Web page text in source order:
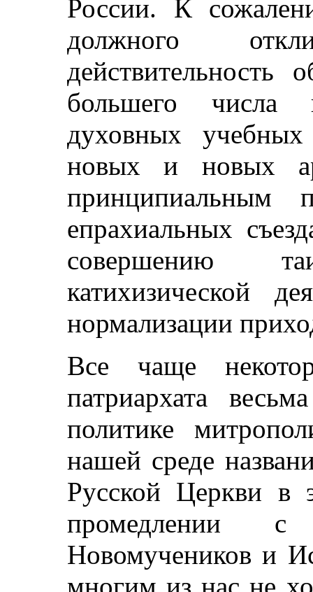
России. К
должного
действительность
большего числа
духовных
новых и новых
принципиальным
епрахиальных
совершению
катихизической
нормализации
Все чаще
патриархата
политике
нашей среде
Русской Церкви в
промедлении с
Новомучеников и
многим из нас не